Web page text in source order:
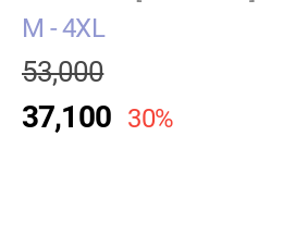
M - 4XL
53,000
37,100 30%